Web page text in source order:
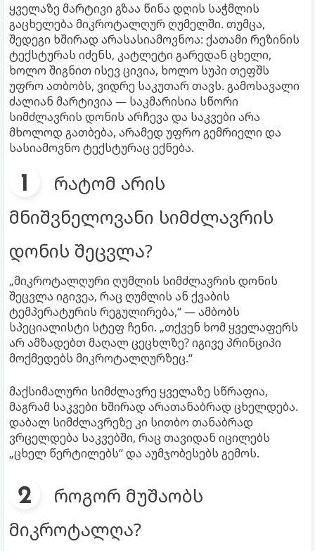
ყველაზე მარტივი გზაა წინა დღის საჭმლის
გაცხელება მიკროტალღურ ღუმელში. თუმცა,
შედეგი ხშირად არასასიამოვნოა: ქათამი რეზინის
ტექსტურას იძენს, კატლეტი გარედან ცხელი,
ხოლო შიგნით ისევ ცივია, ხოლო სუპი თეფშს
უფრო ათბობს, ვიდრე საკუთარ თავს. გამოსავალი
ძალიან მარტივია — საკმარისია სწორი
სიმძლავრის დონის არჩევა და საკვები არა
მხოლოდ გათბება, არამედ უფრო გემრიელი და
სასიამოვნო ტექსტურაც ექნება.
რატომ არის
მნიშვნელოვანი სიმძლავრის
დონის შეცვლა?
„მიკროტალღური ღუმლის სიმძლავრის დონის
შეცვლა იგივეა, რაც ღუმლის ან ქვაბის
ტემპერატურის რეგულირება,“ — ამბობს
სპეციალისტი სტეფ ჩენი. „თქვენ ხომ ყველაფერს
არ ამზადებთ მაღალ ცეცხლზე? იგივე პრინციპი
მოქმედებს მიკროტალღურზეც.“
მაქსიმალური სიმძლავრე ყველაზე სწრაფია,
მაგრამ საკვები ხშირად არათანაბრად ცხელდება.
დაბალ სიმძლავრეზე კი სითბო თანაბრად
ვრცელდება საკვებში, რაც თავიდან იცილებს
„ცხელ წერტილებს“ და აუმჯობესებს გემოს.
როგორ მუშაობს
მიკროტალღა?